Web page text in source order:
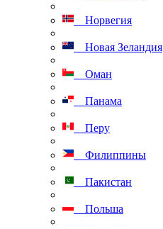
Норвегия
Новая Зеландия
Оман
Панама
Перу
Филиппины
Пакистан
Польша